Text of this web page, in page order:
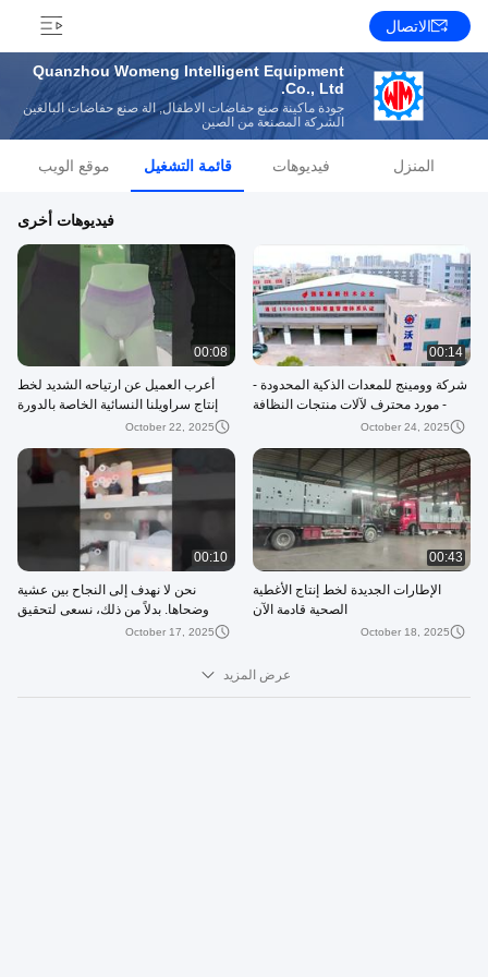
الاتصال
Quanzhou Womeng Intelligent Equipment
Co., Ltd.
جودة ماكينة صنع حفاضات الاطفال, آلة صنع حفاضات البالغين
الشركة المصنعة من الصين
المنزل فيديوهات قائمة التشغيل موقع الويب
فيديوهات أخرى
00:14
شركة وومينج للمعدات الذكية المحدودة -
- مورد محترف لآلات منتجات النظافة
الصحية مع شهادات CE و ISO
October 24, 2025
00:08
أعرب العميل عن ارتياحه الشديد لخط
إنتاج سراويلنا النسائية الخاصة بالدورة
October 22, 2025
00:43
الإطارات الجديدة لخط إنتاج الأغطية
الصحية قادمة الآن
October 18, 2025
00:10
نحن لا نهدف إلى النجاح بين عشية
وضحاها. بدلاً من ذلك، نسعى لتحقيق
تقدم مطرد خطوة بخطوة!October 17, 2025
عرض المزيد